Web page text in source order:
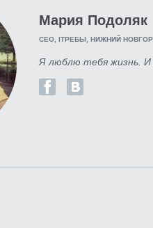
Мария Подоляк
CEO, IТРЕБЫ, НИЖНИЙ
Я люблю тебя жизнь. И